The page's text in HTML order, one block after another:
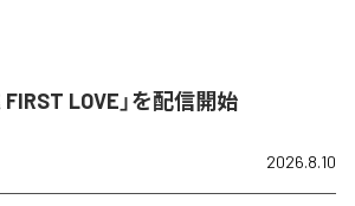
LOVE」を配信開始
2026.8.10